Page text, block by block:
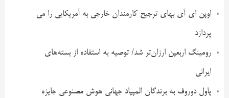
اوپن ای آی بهای ترجیح کارمندان خارجی به آمریکایی را می
پردازد
رومینگ اربعین ارزان‌تر شد/ توصیه به استفاده از بسته‌های
ایرانی
پاول دوروف به برندگان المپیاد جهانی هوش مصنوعی جایزه